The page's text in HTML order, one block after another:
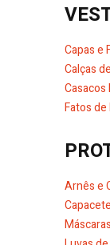
Capas e
Calças
Fatos de
Máscaras